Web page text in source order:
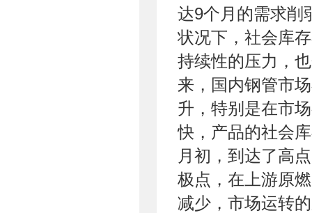
达9个月的需求削
状况下，社会库
持续性的压力，
来，国内钢管市
升，特别是在市
快，产品的社会
月初，到达了高
极点，在上游原
减少，市场运转